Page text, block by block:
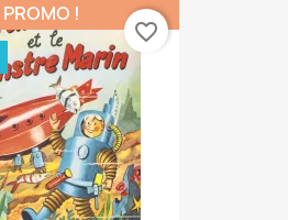
PROMO !
favorite_border